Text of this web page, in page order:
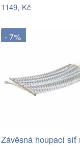
1149,-Kč
- 7%